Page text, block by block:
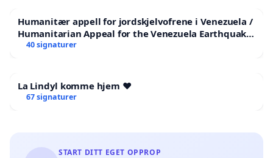
Humanitær appell for jordskjelvofrene i Venezuela /
Humanitarian Appeal for the Venezuela Earthquake
Victims
40 signaturer
La Lindyl komme hjem ❤️
67 signaturer
START DITT EGET OPPROP